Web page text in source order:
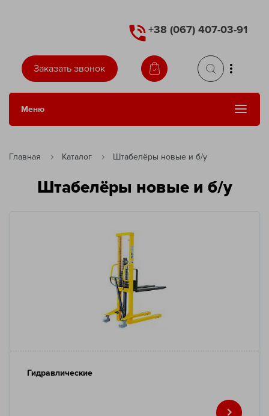
+38 (067) 407-03-91
Заказать звонок
Сменить язык
Меню
Главная Каталог Штабелёры новые и б/у
Штабелёры новые и б/у
Гидравлические